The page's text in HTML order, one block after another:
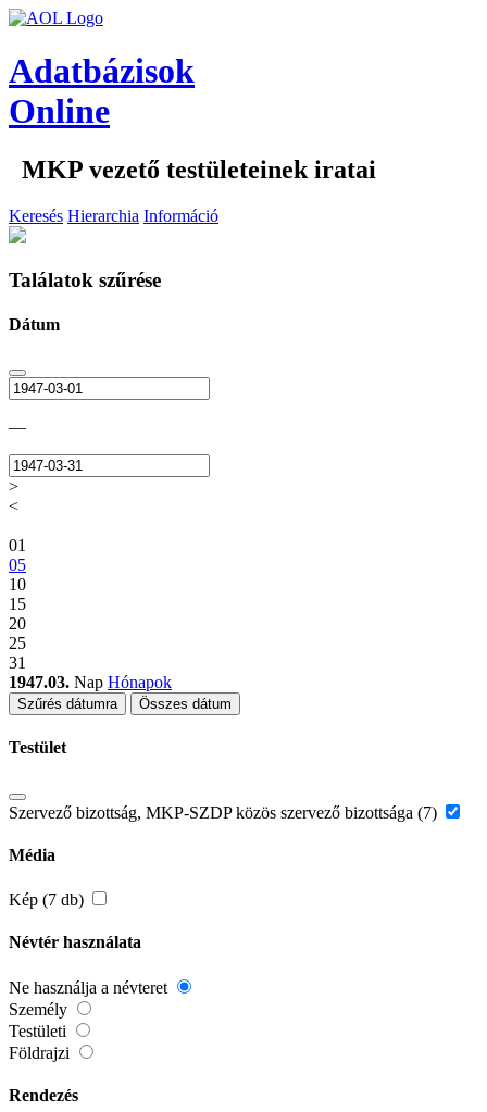
Adatbázisok
Online
MKP vezető testületeinek iratai
Keresés Hierarchia Információ
Találatok szűrése
Dátum
—
>
<
01
05
10
15
20
25
31
1947.03. Nap Hónapok
Szűrés dátumra Összes dátum
Testület
Szervező bizottság, MKP-SZDP közös szervező bizottsága (7)
Média
Kép (7 db)
Névtér használata
Ne használja a névteret
Személy
Testületi
Földrajzi
Rendezés